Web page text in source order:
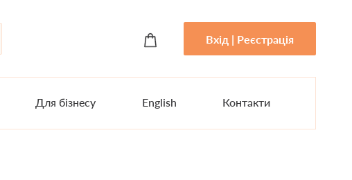
Вхід | Реєстрація
Для бізнесу English Контакти